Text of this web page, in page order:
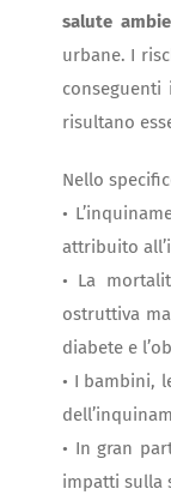
salute
urbane. I
risultano
Nello
•
attribuito
• La
ostruttiva
diabete e
• I bambini,
• In gran
impatti sulla